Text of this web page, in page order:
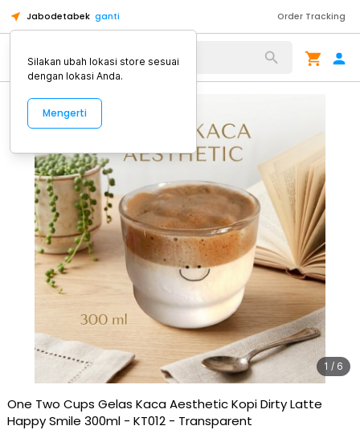
Jabodetabek ganti Order Tracking
Alat Kopi
1 / 6
One Two Cups Gelas Kaca Aesthetic Kopi Dirty Latte
Happy Smile 300ml - KT012 - Transparent
Silakan ubah lokasi store sesuai
dengan lokasi Anda.
Mengerti